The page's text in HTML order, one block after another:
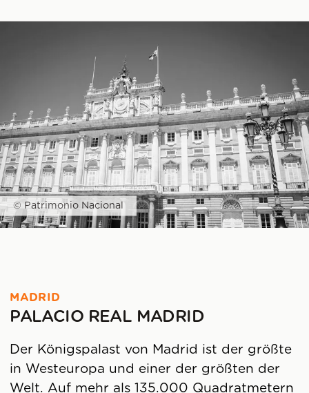
© Patrimonio Nacional
MADRID
PALACIO REAL MADRID
Der Königspalast von Madrid ist der größte
in Westeuropa und einer der größten der
Welt. Auf mehr als 135.000 Quadratmetern